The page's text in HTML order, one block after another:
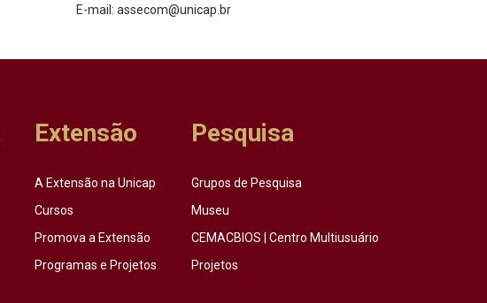
E-mail: assecom@unicap.br
Extensão
A Extensão na Unicap
Cursos
Promova a Extensão
Programas e Projetos
Pesquisa
Grupos de Pesquisa
Museu
CEMACBIOS | Centro Multiusuário
Projetos